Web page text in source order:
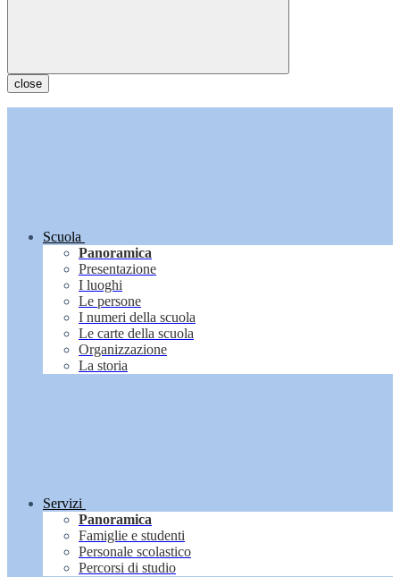
close
Scuola
Panoramica
Presentazione
I luoghi
Le persone
I numeri della scuola
Le carte della scuola
Organizzazione
La storia
Servizi
Panoramica
Famiglie e studenti
Personale scolastico
Percorsi di studio